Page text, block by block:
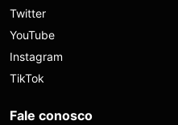
Twitter
YouTube
Instagram
TikTok
Fale conosco